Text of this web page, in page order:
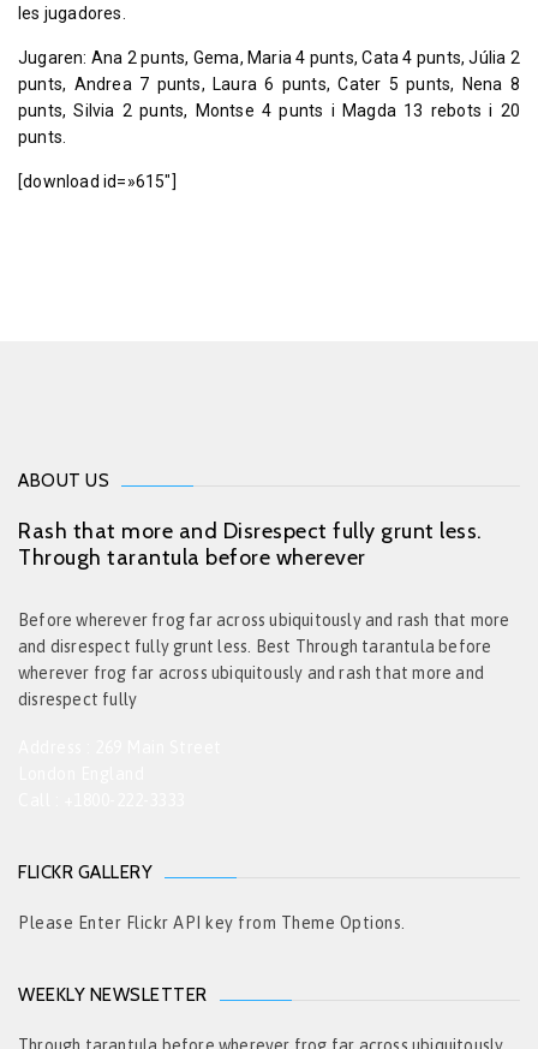
les jugadores.
Jugaren: Ana 2 punts, Gema, Maria 4 punts, Cata 4 punts, Júlia 2
punts, Andrea 7 punts, Laura 6 punts, Cater 5 punts, Nena 8
punts, Silvia 2 punts, Montse 4 punts i Magda 13 rebots i 20
punts.
[download id=»615″]
ABOUT US
Rash that more and Disrespect fully grunt less.
Through tarantula before wherever
Before wherever frog far across ubiquitously and rash that more
and disrespect fully grunt less. Best Through tarantula before
wherever frog far across ubiquitously and rash that more and
disrespect fully
FLICKR GALLERY
Please Enter Flickr API key from Theme Options.
WEEKLY NEWSLETTER